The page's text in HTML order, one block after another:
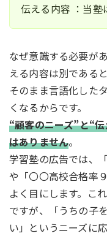
伝える内容 ：当
なぜ意識する必要が
える内容は別である
そのまま言語化した
くなるからです。
“顧客のニーズ”と“
はありません。
学習塾の広告では、
や「〇〇高校合格率
よく目にします。こ
ですが、「うちの子
い」というニーズに